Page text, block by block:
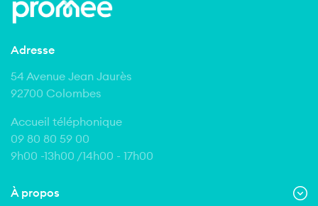
À propos
Adresse
54 Avenue Jean Jaurès
92700 Colombes
Accueil téléphonique
09 80 80 59 00
9h00 -13h00 /14h00 - 17h00